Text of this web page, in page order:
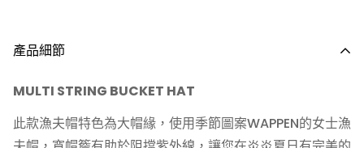
產品細節
MULTI STRING BUCKET HAT
此款漁夫帽特色為大帽緣，使用季節圖案WAPPEN的女士漁